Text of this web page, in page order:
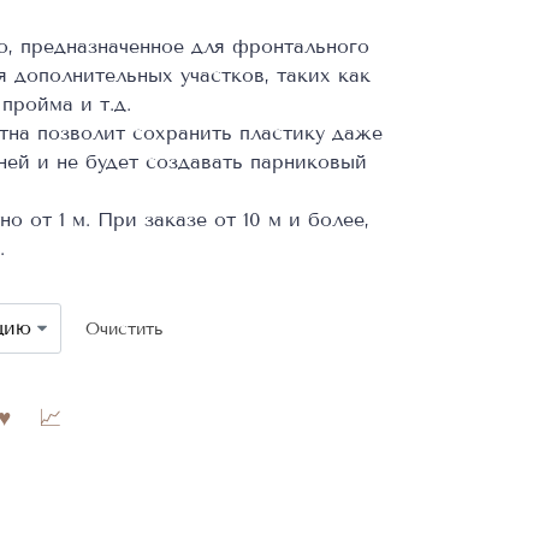
предназначенное для фронтального
участков, таких как
и т.д.
позволит сохранить пластику даже
и не будет создавать парниковый
от 1 м. При заказе от 10 м и более,
Очистить